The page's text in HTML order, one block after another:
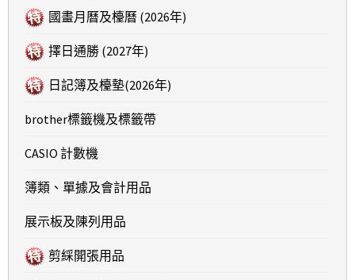
國畫月曆及檯曆 (2026年)
擇日通勝 (2027年)
日記簿及檯墊(2026年)
brother標籤機及標籤帶
CASIO 計數機
簿類、單據及會計用品
展示板及陳列用品
剪綵開張用品